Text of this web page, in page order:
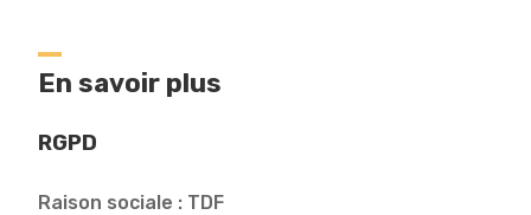
En savoir plus
RGPD
Raison sociale : TDF